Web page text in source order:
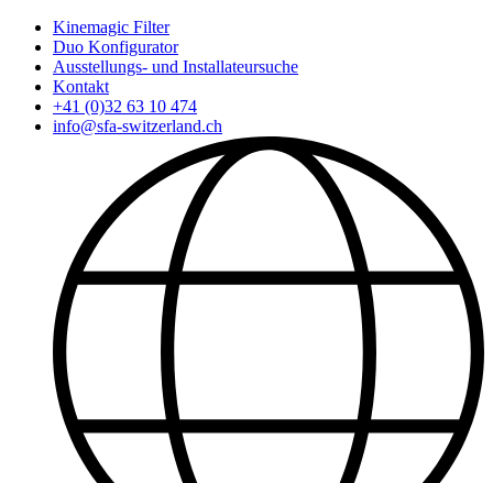
Kinemagic Filter
Duo Konfigurator
Ausstellungs- und Installateursuche
Kontakt
+41 (0)32 63 10 474
info@sfa-switzerland.ch